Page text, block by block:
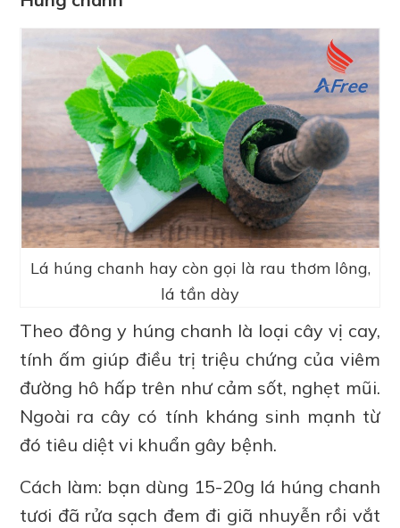
Lá húng chanh hay còn gọi là rau thơm lông,
lá tần dày
Theo đông y húng chanh là loại cây vị cay,
tính ấm giúp điều trị triệu chứng của viêm
đường hô hấp trên như cảm sốt, nghẹt mũi.
Ngoài ra cây có tính kháng sinh mạnh từ
đó tiêu diệt vi khuẩn gây bệnh.
Cách làm: bạn dùng 15-20g lá húng chanh
tươi đã rửa sạch đem đi giã nhuyễn rồi vắt